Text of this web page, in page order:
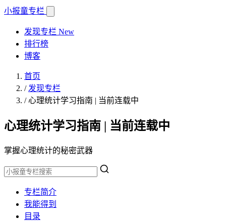
小报童专栏
发现专栏 New
排行榜
博客
首页
/ 发现专栏
/心理统计学习指南 | 当前连载中
心理统计学习指南 | 当前连载中
掌握心理统计的秘密武器
专栏简介
我能得到
目录